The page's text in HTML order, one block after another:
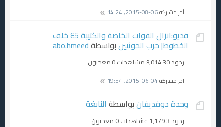
آخر مشاركة06-08-2015, 14:24
فديو:انزال القوات الخاصة والكتيبة 85 خلف
الخطوط| حرب الحوثيينبواسطةabo.hmeed
ردود 30 8,014 مشاهدات 0 معجبون
آخر مشاركة04-06-2015, 19:54
وحدة دوفديفانبواسطة النابغة
ردود 3 1,179 مشاهدات 0 معجبون